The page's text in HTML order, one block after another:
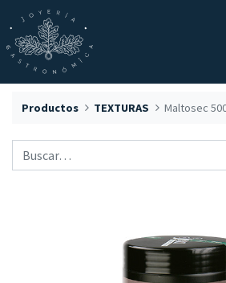
Productos TEXTURAS Maltosec